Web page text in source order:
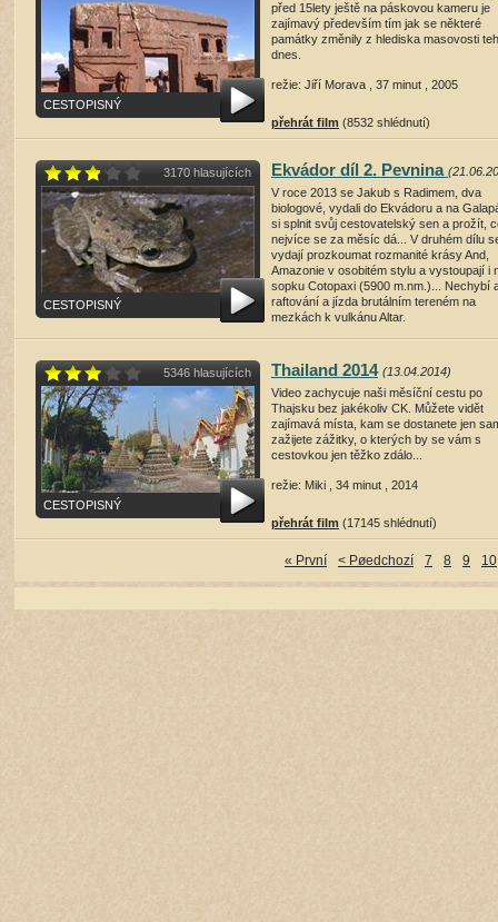
CESTOPISNÝ
před 15lety ještě na páskovou kameru je
zajímavý především tím jak se některé
památky změnily z hlediska masovosti
dnes.
režie: Jiří Morava , 37 minut , 2005
přehrát film (8532 shlédnutí)
3170 hlasujících
CESTOPISNÝ
Ekvádor díl 2. Pevnina
V roce 2013 se Jakub s Radimem, dva
biologové, vydali do Ekvádoru a na
si splnit svůj cestovatelský sen a prožít,
nejvíce se za měsíc dá... V druhém dílu
vydají prozkoumat rozmanité krásy And,
Amazonie v osobitém stylu a vystoupají i
sopku Cotopaxi (5900 m.nm.)... Nechybí
raftování a jízda brutálním tereném na
mezkách k vulkánu Altar.
(8203 shlédnutí)
5346 hlasujících
CESTOPISNÝ
Thailand 2014 (13.04.2014)
Video zachycuje naši měsíční cestu po
Thajsku bez jakékoliv CK. Můžete vidět
zajímavá místa, kam se dostanete jen
zažijete zážitky, o kterých by se vám s
cestovkou jen těžko zdálo...
režie: Miki , 34 minut , 2014
přehrát film (17145 shlédnutí)
« První < Pøedchozí 7 8 9 10